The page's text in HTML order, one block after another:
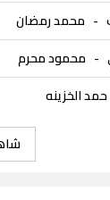
- محمد رمضان
- محمود محرم
حمد الخزينه